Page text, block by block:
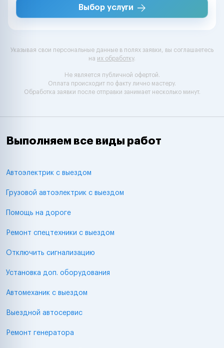
Выбор услуги
Указывая свои персональные данные в полях заявки, вы соглашаетесь
на их обработку.
Не является публичной офертой.
Оплата происходит по факту лично мастеру.
Обработка заявки после отправки занимает несколько минут.
Выполняем все виды работ
Автоэлектрик с выездом
Грузовой автоэлектрик с выездом
Помощь на дороге
Ремонт спецтехники с выездом
Отключить сигнализацию
Установка доп. оборудования
Автомеханик с выездом
Выездной автосервис
Ремонт генератора